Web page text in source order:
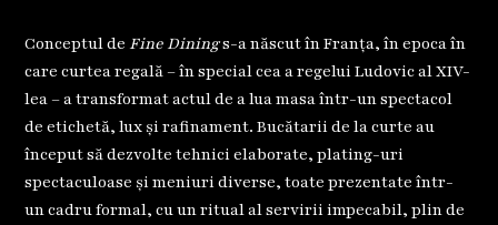
Conceptul deFine Dinings-a născut în Franța, în epoca în
care curtea regală – în special cea a regelui Ludovic al XIV-
lea – a transformat actul de a lua masa într-un spectacol
de etichetă, lux și rafinament. Bucătarii de la curte au
început să dezvolte tehnici elaborate, plating-uri
spectaculoase și meniuri diverse, toate prezentate într-
un cadru formal, cu un ritual al servirii impecabil, plin de